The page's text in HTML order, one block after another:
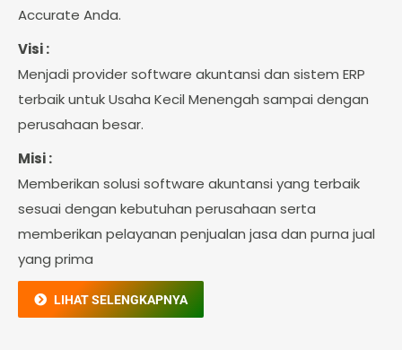
Accurate Anda.
Visi :
Menjadi provider software akuntansi dan sistem ERP
terbaik untuk Usaha Kecil Menengah sampai dengan
perusahaan besar.
Misi :
Memberikan solusi software akuntansi yang terbaik
sesuai dengan kebutuhan perusahaan serta
memberikan pelayanan penjualan jasa dan purna jual
yang prima
LIHAT SELENGKAPNYA